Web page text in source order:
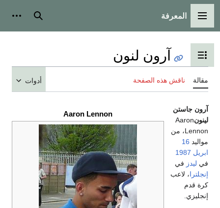
القائمة الرئيسية
المعرفة بحث
تبديل عرض جدول المحتويات
آرون لنون
مقالة ناقش هذه الصفحة أدوات
Aaron Lennon
آرون جاستن
لينونAaron
Lennon، من
مواليد 16
ابريل 1987
في ليدز في
إنجلترا، لاعب
كرة قدم
إنجليزي.